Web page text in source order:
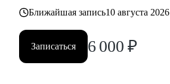
Ближайшая запись10 августа 2026
Записаться 6 000 ₽